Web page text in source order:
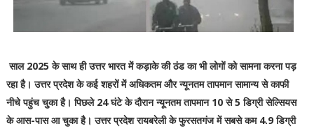
साल 2025 के साथ ही उत्तर भारत में कड़ाके की ठंड का भी लोगों को सामना करना पड़
रहा है। उत्तर प्रदेश के कई शहरों में अधिकतम और न्यूनतम तापमान सामान्य से काफी
नीचे पहुंच चुका है। पिछले 24 घंटे के दौरान न्यूनतम तापमान 10 से 5 डिग्री सेल्सियस
के आस-पास आ चुका है। उत्तर प्रदेश रायबरेली के फुरसतगंज में सबसे कम 4.9 डिग्री